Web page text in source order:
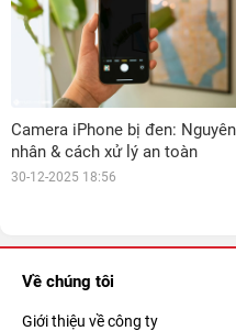
Camera iPhone bị đen: Nguyên
nhân & cách xử lý an toàn
30-12-2025 18:56
Về chúng tôi
Giới thiệu về công ty